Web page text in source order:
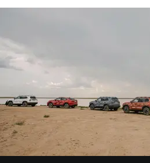
Автомобильные аксессуары
Коллекция Базовая
Коллекция Детская
Коллекция Базовая